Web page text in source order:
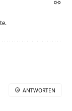
ANTWORTEN